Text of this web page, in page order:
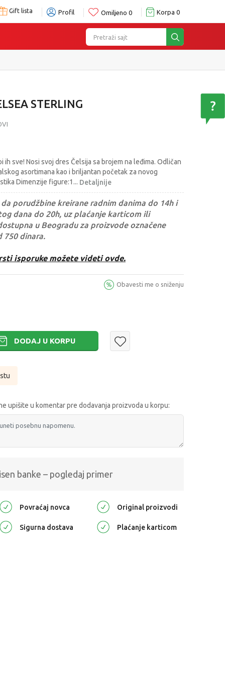
Gift lista Profil Omiljeno 0 Korpa 0
Pretraži sajt
STERLING
ih sve! Nosi svoj dres Čelsija sa brojem na leđima. Odličan
asortimana kao i briljantan početak za novog
Dimenzije figure:1 ... Detaljnije
porudžbine kreirane radnim danima do 14h i
dana do 20h, uz plaćanje karticom ili
u Beogradu za proizvode označene
750 dinara.
isporuke možete videti ovde.
Obavesti me o sniženju
DODAJ U KORPU
upišite u komentar pre dodavanja proizvoda u korpu:
banke – pogledaj primer
Povraćaj novca Original proizvodi
Sigurna dostava Plaćanje karticom